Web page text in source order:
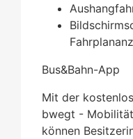
Bus&Bahn-App
Mit der
bwegt -
können